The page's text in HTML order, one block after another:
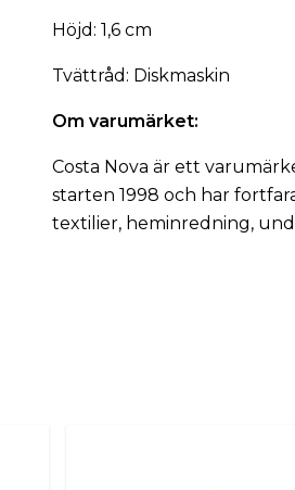
Höjd: 1,6 cm
Tvättråd: Diskmaskin
Om varumärket:
Costa Nova är ett
starten 1998 och har
textilier, heminredning,